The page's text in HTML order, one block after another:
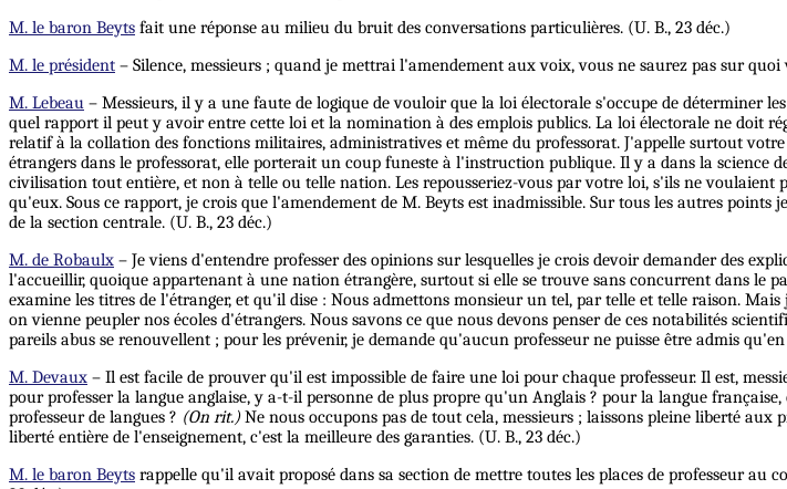
M. le baron Beyts fait une réponse au milieu du bruit des conversations particulières. (U. B., 23 déc.)
M. le président – Silence, messieurs ; quand je mettrai l'amendement aux voix, vous ne saurez pas sur quoi
M. Lebeau – Messieurs, il y a une faute de logique de vouloir que la loi électorale s'occupe de déterminer
quel rapport il peut y avoir entre cette loi et la nomination à des emplois publics. La loi électorale ne doit
relatif à la collation des fonctions militaires, administratives et même du professorat. J'appelle surtout
étrangers dans le professorat, elle porterait un coup funeste à l'instruction publique. Il y a dans la
civilisation tout entière, et non à telle ou telle nation. Les repousseriez-vous parvotre loi, s'ils ne voulaient
qu'eux. Sous ce rapport, je crois que l'amendement de M. Beyts est inadmissible. Sur tous les autres
de la section centrale. (U. B., 23 déc.)
M. de Robaulx – Je viens d'entendre professer des opinions sur lesquelles je crois devoir demander des
l'accueillir, quoique appartenant à une nation étrangère, surtout si elle se trouve sans concurrent dans le
examine les titres de l'étranger, et qu'il dise : Nous admettons monsieur un tel, par telle et telle raison.
on vienne peupler nos écoles d'étrangers. Nous savons ce que nous devons penser de ces notabilités
pareils abus se renouvellent ; pour les prévenir, je demande qu'aucun professeur ne puisse être admis
M. Devaux – Il est facile de prouver qu'il est impossible de faire une loi pour chaque professeur. Il est,
pour professer la langue anglaise, y a-t-il personne de plus propre qu'un Anglais ? pour la langue
professeur de langues ? (On rit.)Ne nous occupons pas de tout cela, messieurs ; laissons pleine liberté
liberté entière de l'enseignement, c'est la meilleure des garanties. (U. B., 23 déc.)
M. le baron Beyts rappelle qu'il avait proposé dans sa section de mettre toutes les places de professeur au